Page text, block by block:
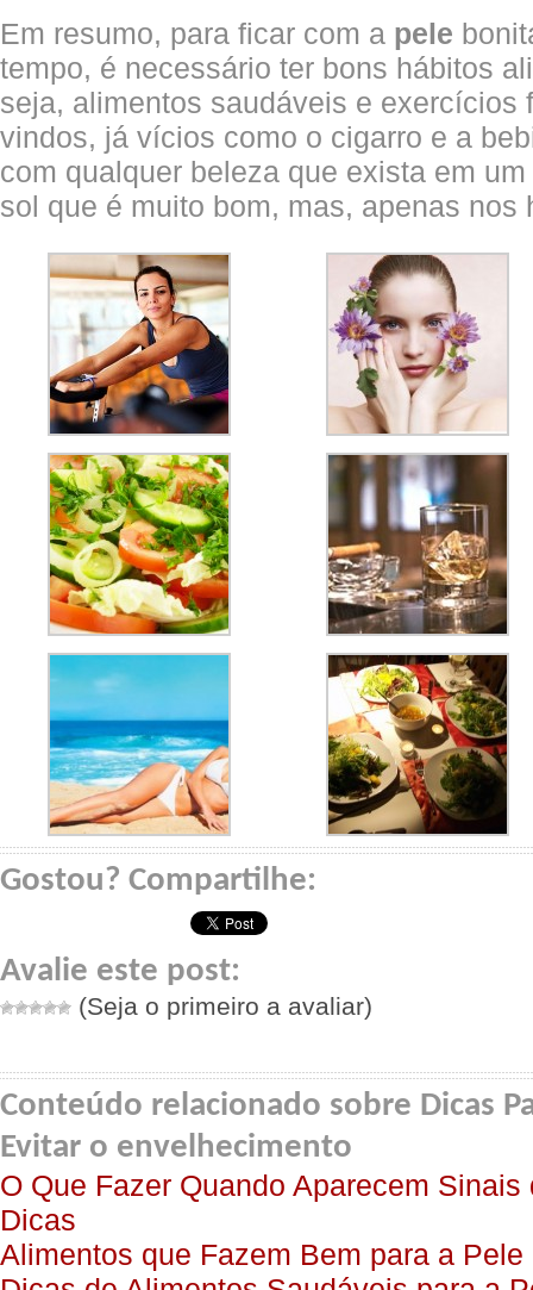
Em resumo, para ficar com a pele
tempo, é necessário ter bons hábitos
seja, alimentos saudáveis e exercícios
vindos, já vícios como o cigarro e a
com qualquer beleza que exista em
sol que é muito bom, mas, apenas nos
Gostou? Compartilhe:
Avalie este post:
(Seja o primeiro a avaliar)
Conteúdo relacionado sobre Dicas
Evitar o envelhecimento
O Que Fazer Quando Aparecem
Dicas
Alimentos que Fazem Bem para a Pele